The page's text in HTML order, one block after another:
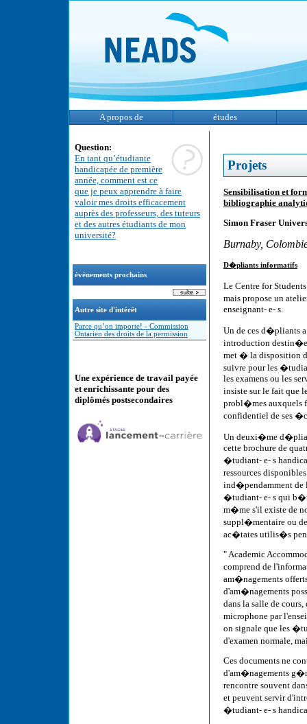
A propos de études
Question:
En tant qu’étudiante
handicapée de première
année, comment est ce
que je peux apprendre à faire
valoir mes droits efficacement
auprès des professeurs, des tuteurs
et des autres étudiants de mon
université?
événements prochains
Autre site d'intérêt
Parce qu’on importe! - Commission
Ontarien des droits de la permission
Une expérience de travail payée
et enrichissante pour des
diplômés postsecondaires
Projets
Sensibilisation et
bibliographie
Simon Fraser
Burnaby,
D�pliants informatifs
Le Centre for
mais propose un
enseignant- e- s.
Un de ces d�pliants
introduction destin�e
met � la disposition
suivre pour les
les examens ou les
insiste sur le fait que
probl�mes auxquels
confidentiel de ses
Un deuxi�me
cette brochure de
�tudiant- e- s
ressources
ind�pendamment de
�tudiant- e- s qui
m�me s'il existe de
suppl�mentaire ou
ac�tates utilis�s
" Academic
comprend de
am�nagements
d'am�nagements
dans la salle de
microphone par
on signale que les
d'examen normale,
Ces documents ne
d'am�nagements
rencontre souvent
et peuvent servir
�tudiant- e- s